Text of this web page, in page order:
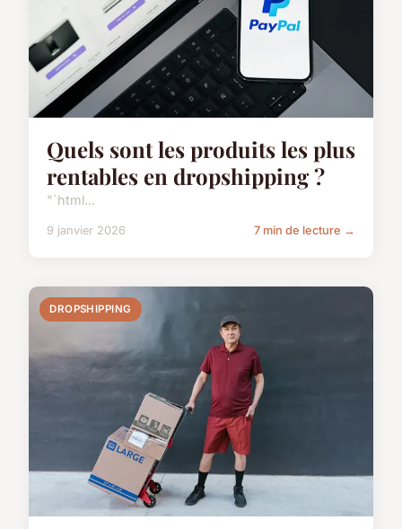
Quels sont les produits les plus
rentables en dropshipping ?
"`html...
9 janvier 2026 7 min de lecture →
DROPSHIPPING